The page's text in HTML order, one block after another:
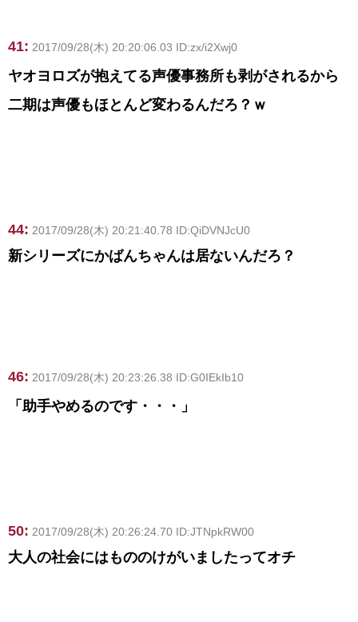
41: 2017/09/28(木) 20:20:06.03 ID:zx/i2Xwj0
ヤオヨロズが抱えてる声優事務所も剥がされるから
二期は声優もほとんど変わるんだろ？ｗ
44: 2017/09/28(木) 20:21:40.78 ID:QiDVNJcU0
新シリーズにかばんちゃんは居ないんだろ？
46: 2017/09/28(木) 20:23:26.38 ID:G0IEkIb10
「助手やめるのです・・・」
50: 2017/09/28(木) 20:26:24.70 ID:JTNpkRW00
大人の社会にはもののけがいましたってオチ